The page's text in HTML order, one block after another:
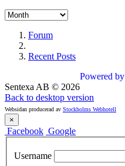
Forum
Recent Posts
Powered by
Sentexa AB © 2026
Back to desktop version
Websidan producerad av Stockholms Webhotell
×
Facebook Google
Username